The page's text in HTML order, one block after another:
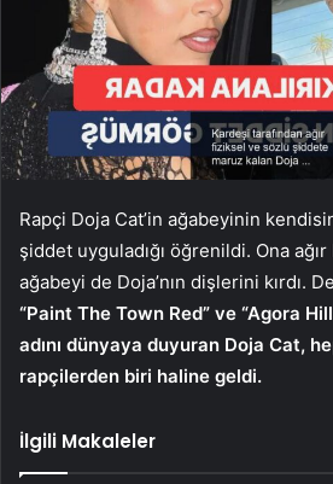
Rapçi Doja Cat’in ağabeyinin
şiddet uyguladığı öğrenildi. Ona
ağabeyi de Doja’nın dişlerini kırdı.
“Paint The Town Red” ve “Agora
adını dünyaya duyuran Doja Cat,
rapçilerden biri haline geldi.
İlgili Makaleler